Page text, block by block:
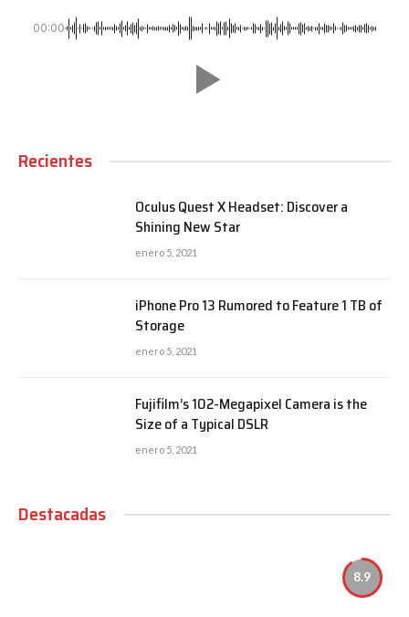
00:00
Recientes
Oculus Quest X Headset: Discover a
Shining New Star
enero 5, 2021
iPhone Pro 13 Rumored to Feature 1 TB of
Storage
enero 5, 2021
Fujifilm’s 102-Megapixel Camera is the
Size of a Typical DSLR
enero 5, 2021
Destacadas
8.9